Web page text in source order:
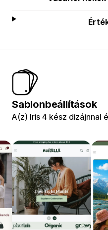
Sablonbeállítások
A(z) Iris 4 kész dizájnnal